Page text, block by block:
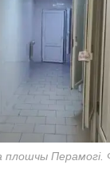
плошчы